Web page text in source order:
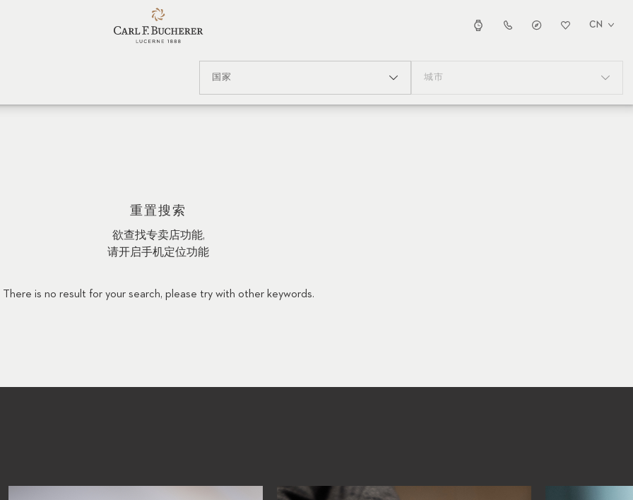
CN
国家 城市
重置搜索
欲查找专卖店功能,
请开启手机定位功能
There is no result for your search, please try with other keywords.